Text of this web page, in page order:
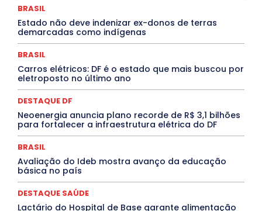
DESTAQUES OUTROS
ELEIÇÕES
EMPREGO E OPORTUNIDADES
ENTORNO
Especial
Espírito Santo
EVENTOS
EXPOSIÇÃO Featured
Febre Amarela
INTELIGÊNCIA ARTIFICIAL
INTERNACIONAL
Jogos Online
JUDICIÁRIO LITERATURA
Maranhão
MEIO AMBIENTE
MÚSICA
Paraíba
Paraná Pernambuco Piauí
POLÍTICA
PROCESSO SELETIVO
PUBLIEDITORIAL
QUALIFICAÇÃO PROFISSIONAL
RESIDÊNCIA
Santa Catarina
São Paulo SARAMPO
SAÚDE
Saúde Agora
TÁ FROID?
TEATRO TECNOLOGIA
TIC TAC
BRASIL
Estado não deve indenizar ex-donos de terras
demarcadas como indígenas
BRASIL
Carros elétricos: DF é o estado que mais buscou por
eletroposto no último ano
DESTAQUE DF
Neoenergia anuncia plano recorde de R$ 3,1 bilhões
para fortalecer a infraestrutura elétrica do DF
BRASIL
Avaliação do Ideb mostra avanço da educação
básica no país
DESTAQUE SAÚDE
Lactário do Hospital de Base garante alimentação